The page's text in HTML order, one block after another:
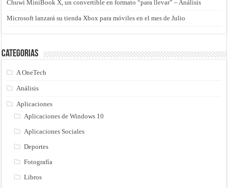
Chuwi MiniBook X, un convertible en formato “para llevar” – Análisis
Microsoft lanzará su tienda Xbox para móviles en el mes de Julio
Categorias
A OneTech
Análisis
Aplicaciones
Aplicaciones de Windows 10
Aplicaciones Sociales
Deportes
Fotografía
Libros